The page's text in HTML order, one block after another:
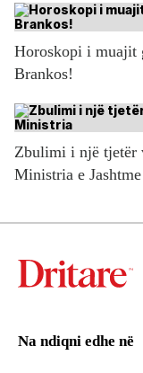
Horoskopi i muajit
Brankos!
Zbulimi i një tjetër
Ministria e